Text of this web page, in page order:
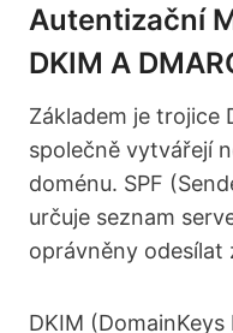
Autentizační
DKIM A
Základem je trojice
společně vytvářejí
doménu. SPF
určuje seznam
oprávněny odesílat
DKIM